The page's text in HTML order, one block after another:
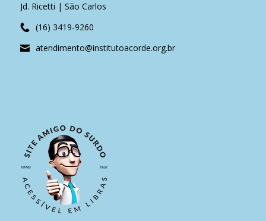
Jd. Ricetti | São Carlos
(16) 3419-9260
atendimento@institutoacorde.org.br